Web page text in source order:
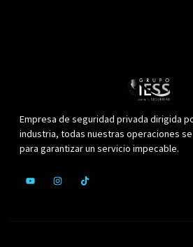
Empresa de seguridad privada dirigida
industria, todas nuestras operaciones
para garantizar un servicio impecable.